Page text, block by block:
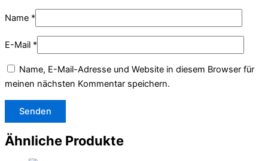
Name *
E-Mail *
Name, E-Mail-Adresse und Website in diesem Browser für
meinen nächsten Kommentar speichern.
Ähnliche Produkte